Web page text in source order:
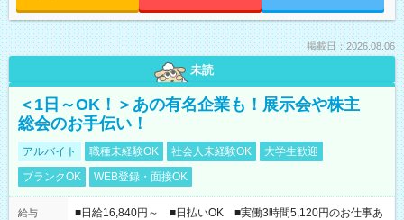
掲載日：2026.08.06
未読
＜1日～OK！＞あの有名企業も！展示会や株主
総会のお手伝い！
アルバイト 職種未経験OK 社会人未経験OK
大学生歓迎
ブランクOK
WEB登録・面接OK
給与
■日給16,840円～ ■日払いOK ■実働3時間5,120円のお仕事あ